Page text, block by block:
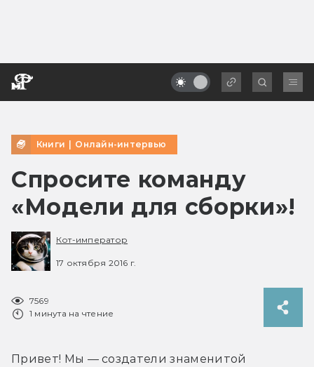
Книги | Онлайн-интервью
Спросите команду
«Модели для сборки»!
Кот-император
17 октября 2016 г.
7569
1 минута на чтение
Привет! Мы — создатели знаменитой